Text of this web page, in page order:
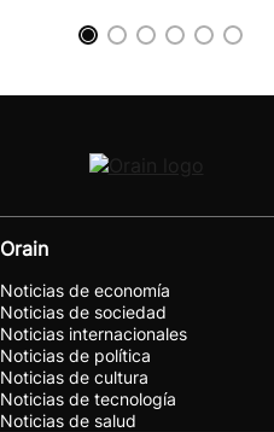
Orain
Noticias de economía
Noticias de sociedad
Noticias internacionales
Noticias de política
Noticias de cultura
Noticias de tecnología
Noticias de salud